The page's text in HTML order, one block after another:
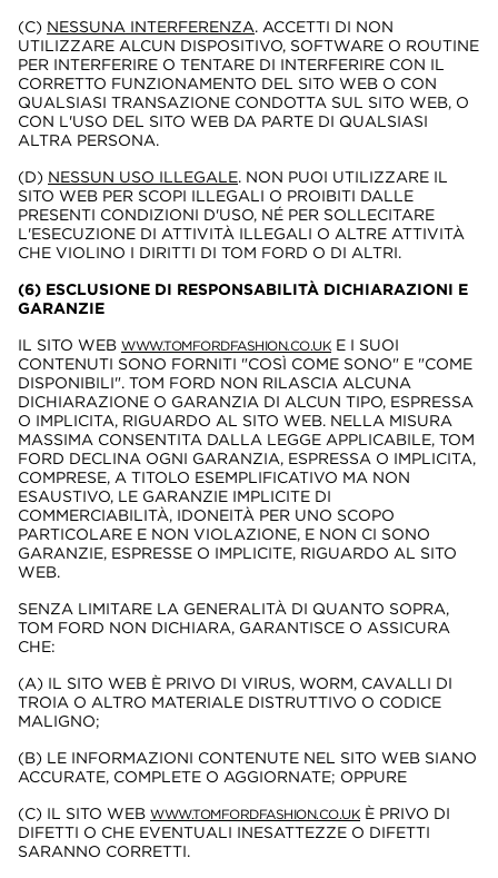
(C) NESSUNA INTERFERENZA. ACCETTI DI NON
UTILIZZARE ALCUN DISPOSITIVO, SOFTWARE O ROUTINE
PER INTERFERIRE O TENTARE DI INTERFERIRE CON IL
CORRETTO FUNZIONAMENTO DEL SITO WEB O CON
QUALSIASI TRANSAZIONE CONDOTTA SUL SITO WEB, O
CON L'USO DEL SITO WEB DA PARTE DI QUALSIASI
ALTRA PERSONA.
(D) NESSUN USO ILLEGALE. NON PUOI UTILIZZARE IL
SITO WEB PER SCOPI ILLEGALI O PROIBITI DALLE
PRESENTI CONDIZIONI D'USO, NÉ PER SOLLECITARE
L'ESECUZIONE DI ATTIVITÀ ILLEGALI O ALTRE ATTIVITÀ
CHE VIOLINO I DIRITTI DI TOM FORD O DI ALTRI.
(6) ESCLUSIONE DI RESPONSABILITÀ DICHIARAZIONI E
GARANZIE
IL SITO WEB WWW.TOMFORDFASHION.CO.UK E I SUOI
CONTENUTI SONO FORNITI "COSÌ COME SONO" E "COME
DISPONIBILI". TOM FORD NON RILASCIA ALCUNA
DICHIARAZIONE O GARANZIA DI ALCUN TIPO, ESPRESSA
O IMPLICITA, RIGUARDO AL SITO WEB. NELLA MISURA
MASSIMA CONSENTITA DALLA LEGGE APPLICABILE, TOM
FORD DECLINA OGNI GARANZIA, ESPRESSA O IMPLICITA,
COMPRESE, A TITOLO ESEMPLIFICATIVO MA NON
ESAUSTIVO, LE GARANZIE IMPLICITE DI
COMMERCIABILITÀ, IDONEITÀ PER UNO SCOPO
PARTICOLARE E NON VIOLAZIONE, E NON CI SONO
GARANZIE, ESPRESSE O IMPLICITE, RIGUARDO AL SITO
WEB.
SENZA LIMITARE LA GENERALITÀ DI QUANTO SOPRA,
TOM FORD NON DICHIARA, GARANTISCE O ASSICURA
CHE:
(A) IL SITO WEB È PRIVO DI VIRUS, WORM, CAVALLI DI
TROIA O ALTRO MATERIALE DISTRUTTIVO O CODICE
MALIGNO;
(B) LE INFORMAZIONI CONTENUTE NEL SITO WEB SIANO
ACCURATE, COMPLETE O AGGIORNATE; OPPURE
(C) IL SITO WEB WWW.TOMFORDFASHION.CO.UK È PRIVO DI
DIFETTI O CHE EVENTUALI INESATTEZZE O DIFETTI
SARANNO CORRETTI.